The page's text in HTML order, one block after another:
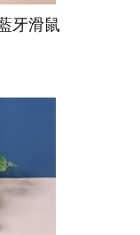
牙滑鼠